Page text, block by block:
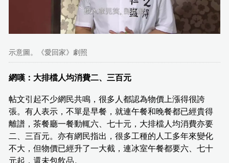
示意圖。《愛回家》劇照
網嘆：大排檔人均消費二、三百元
帖文引起不少網民共鳴，很多人都認為物價上漲得很誇
張。有人表示，不單是早餐，就連午餐和晚餐都已經貴得
離譜，茶餐廳一餐動輒六、七十元，大排檔人均消費亦要
二、三百元。亦有網民指出，很多工種的人工多年來變化
不大，但物價已經升了一大截，連冰室午餐都要六、七十
元起，還未包飲品。